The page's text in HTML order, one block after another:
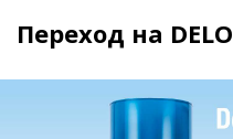
Переход на DELO